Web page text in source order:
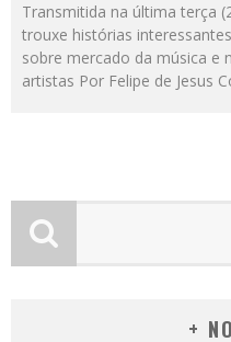
Transmitida na última terça
trouxe histórias
sobre mercado da música e
artistas Por Felipe de Jesus
+